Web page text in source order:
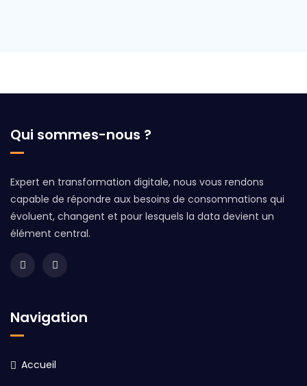
Qui sommes-nous ?
Expert en transformation digitale, nous vous rendons
capable de répondre aux besoins de consommations qui
évoluent, changent et pour lesquels la data devient un
élément central.
Navigation
Accueil